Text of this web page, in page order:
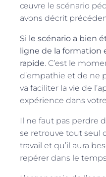
œuvre le scénario
avons décrit
Si le scénario a bien
ligne de la formation
rapide. C’est le
d’empathie et de ne
va faciliter la vie de
expérience dans
Il ne faut pas perdre
se retrouve tout seul
travail et qu’il aura
repérer dans le